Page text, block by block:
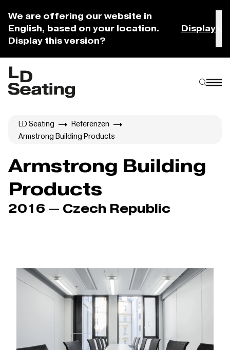
We are offering our website in
English, based on your location.
Display this version?
Display
LD Seating
Referenzen
Armstrong Building Products
Armstrong Building
Products
2016 — Czech Republic